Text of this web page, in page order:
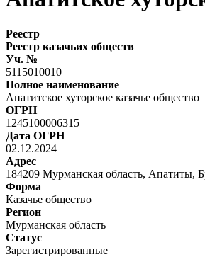
Реестр
Реестр казачьих обществ
Уч. №
5115010010
Полное наименование
Апатитское хуторское казачье общество
ОГРН
1245100006315
Дата ОГРН
02.12.2024
Адрес
184209 Мурманская область, Апатиты,
Форма
Казачье общество
Регион
Мурманская область
Статус
Зарегистрированные